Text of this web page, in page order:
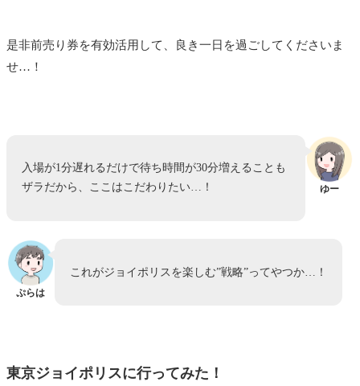
是非前売り券を有効活用して、良き一日を過ごしてくださいま
せ…！
ゆー
入場が1分遅れるだけで待ち時間が30分増えることも
ザラだから、ここはこだわりたい…！
ぷらは
これがジョイポリスを楽しむ”戦略”ってやつか…！
東京ジョイポリスに行ってみた！